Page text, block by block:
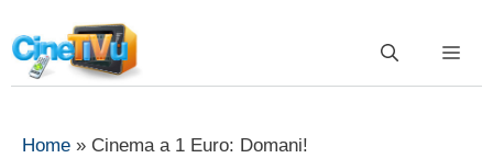
al
contenuto
Home » Cinema a 1 Euro: Domani!